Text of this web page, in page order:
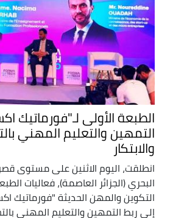
الطبعة الأولى لـ"فورماتيك
التمهين والتعليم المهني
والابتكار
انطلقت، اليوم الاثنين على مستوى قصر
البحري (الجزائر العاصمة)، فعاليات
التكوين والمهن الحديثة "فورماتيك
إلى ربط التمهين والتعليم المهني